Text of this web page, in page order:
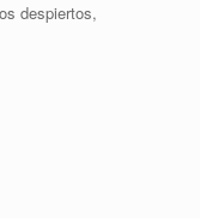
despiertos,